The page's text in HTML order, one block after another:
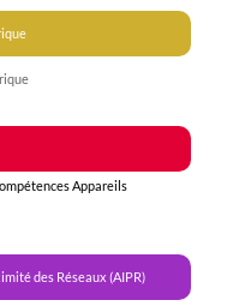
27 28
3 4
Appareils
des Réseaux (AIPR)